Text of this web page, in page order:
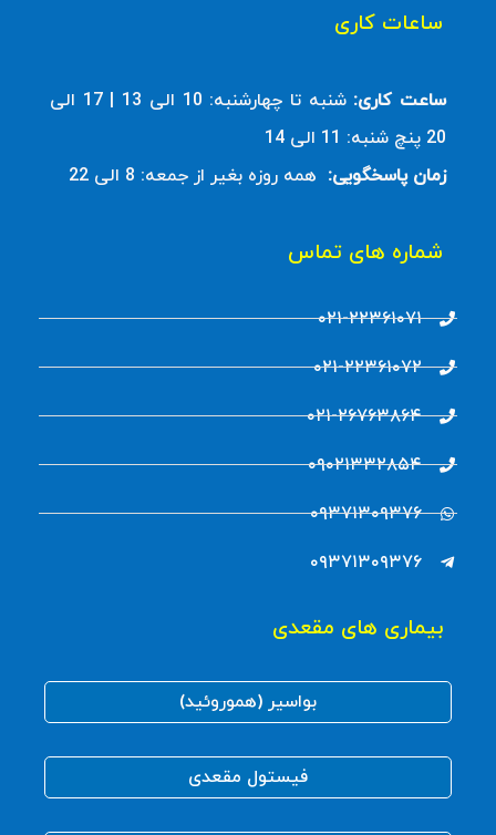
ساعات کاری
ساعت کاری:
شنبه تا چهارشنبه: 10 الی 13 | 17 الی
20 پنچ شنبه: 11 الی 14
زمان پاسخگویی: همه روزه بغیر از جمعه: 8 الی 22
شماره های تماس
۰۲۱-۲۲۳۶۱۰۷۱
۰۲۱-۲۲۳۶۱۰۷۲
۰۲۱-۲۶۷۶۳۸۶۴
۰۹۰۲۱۳۳۲۸۵۴
۰۹۳۷۱۳۰۹۳۷۶
۰۹۳۷۱۳۰۹۳۷۶
بیماری های مقعدی
بواسیر (هموروئید)
فیستول مقعدی